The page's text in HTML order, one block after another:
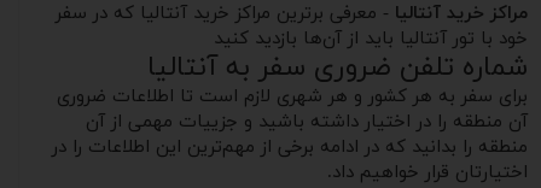
مراکز خرید آنتالیا - معرفی برترین مراکز خرید آنتالیا که در سفر
خود با تور آنتالیا باید از آن‌ها بازدید کنید
شماره تلفن ضروری سفر به آنتالیا
برای سفر به هر کشور و هر شهری لازم است تا اطلاعات ضروری
آن منطقه را در اختیار داشته باشید و جزییات مهمی از آن
منطقه را بدانید که در ادامه برخی از مهم‌ترین این اطلاعات را در
اختیارتان قرار خواهیم داد.